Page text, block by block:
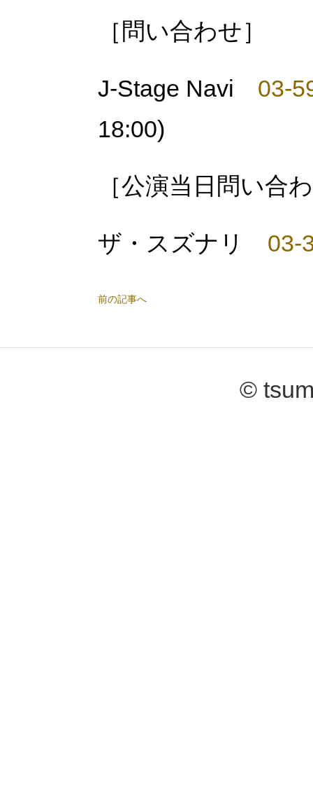
［問い合わせ］
J-Stage Navi 03-
18:00)
［公演当日問い合
ザ・スズナリ 03-
前の記事へ
©